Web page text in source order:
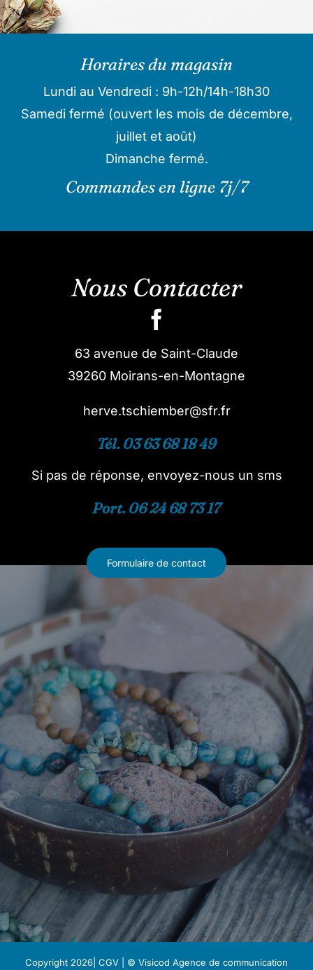
Horaires du magasin
Lundi au Vendredi : 9h-12h/14h-18h30
Samedi fermé (ouvert les mois de décembre,
juillet et août)
Dimanche fermé.
Commandes en ligne 7j/7
Nous Contacter
63 avenue de Saint-Claude
39260 Moirans-en-Montagne
herve.tschiember@sfr.fr
Tél. 03 63 68 18 49
Si pas de réponse, envoyez-nous un sms
Port. 06 24 68 73 17
Formulaire de contact
Copyright 2026| CGV | © Visicod Agence de communication